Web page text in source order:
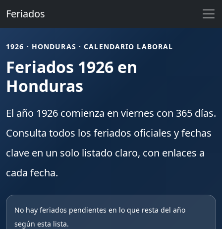
Feriados
1926 · HONDURAS · CALENDARIO LABORAL
Feriados 1926 en
Honduras
El año 1926 comienza en viernes con 365 días.
Consulta todos los feriados oficiales y fechas
clave en un solo listado claro, con enlaces a
cada fecha.
No hay feriados pendientes en lo que resta del año
según esta lista.